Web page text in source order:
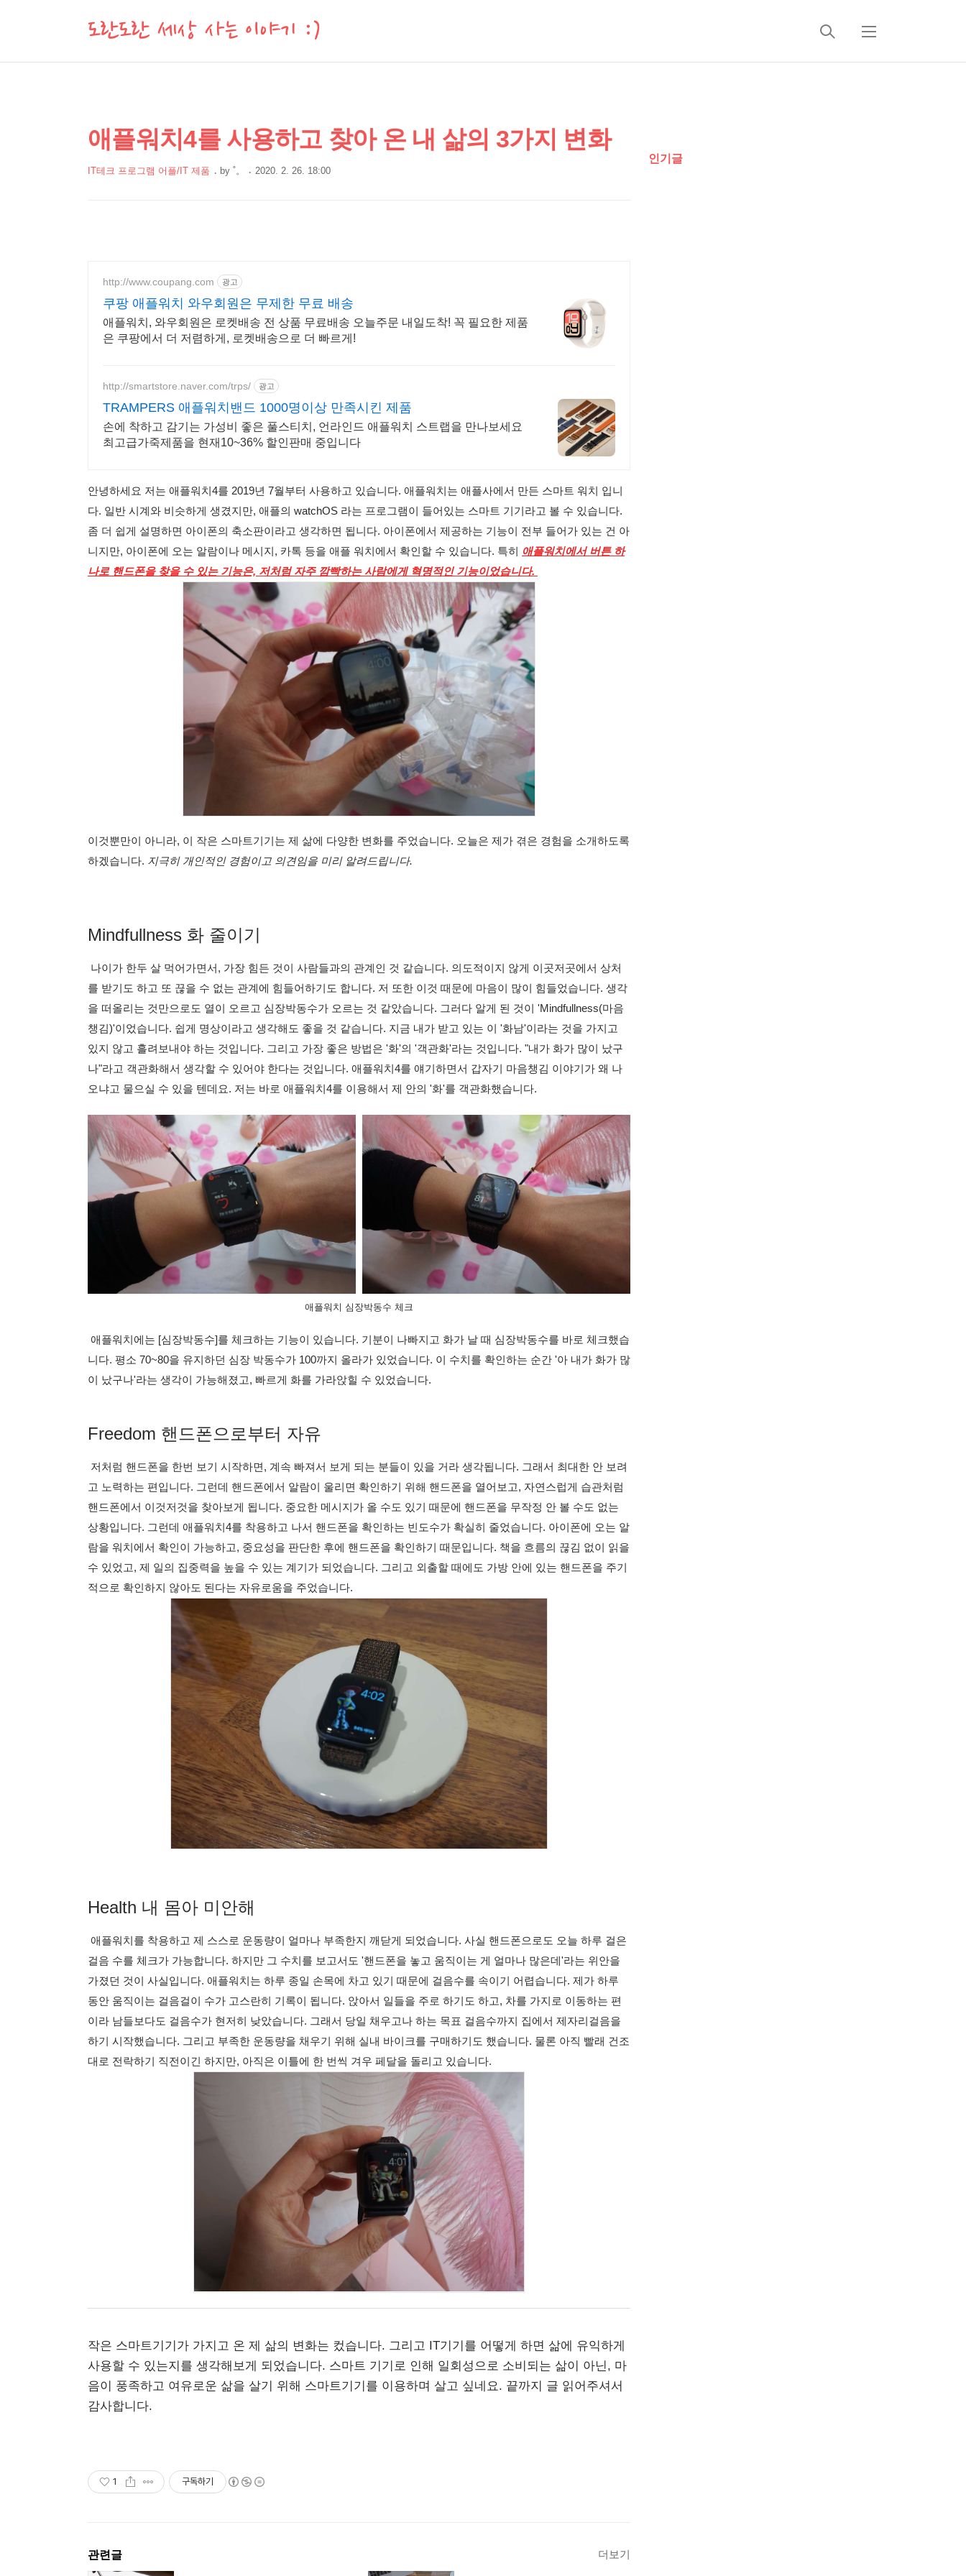
도란도란 세상 사는 이야기 :)
검
메
상
세
컨
본
문
제
애플워치4를 사용하고 찾아 온 내 삶의 3가지 변화
IT테크 프로그램 어플/IT 제품 by ˚。 2020. 2. 26. 18:00
http://www.coupang.com 광고
쿠팡 애플워치 와우회원은 무제한 무료 배송
애플워치, 와우회원은 로켓배송 전 상품 무료배송 오늘주문 내일도착! 꼭 필요한 제품
은 쿠팡에서 더 저렴하게, 로켓배송으로 더 빠르게!
http://smartstore.naver.com/trps/ 광고
TRAMPERS 애플워치밴드 1000명이상 만족시킨 제품
손에 착하고 감기는 가성비 좋은 풀스티치, 언라인드 애플워치 스트랩을 만나보세요
최고급가죽제품을 현재10~36% 할인판매 중입니다
안녕하세요 저는 애플워치4를 2019년 7월부터 사용하고 있습니다. 애플워치는 애플사에서 만든 스마트 워치 입니
다. 일반 시계와 비슷하게 생겼지만, 애플의 watchOS 라는 프로그램이 들어있는 스마트 기기라고 볼 수 있습니다.
좀 더 쉽게 설명하면 아이폰의 축소판이라고 생각하면 됩니다. 아이폰에서 제공하는 기능이 전부 들어가 있는 건 아
니지만, 아이폰에 오는 알람이나 메시지, 카톡 등을 애플 워치에서 확인할 수 있습니다. 특히 애플워치에서 버튼 하
나로 핸드폰을 찾을 수 있는 기능은, 저처럼 자주 깜빡하는 사람에게 혁명적인 기능이었습니다.
이것뿐만이 아니라, 이 작은 스마트기기는 제 삶에 다양한 변화를 주었습니다. 오늘은 제가 겪은 경험을 소개하도록
하겠습니다. 지극히 개인적인 경험이고 의견임을 미리 알려드립니다.
Mindfullness 화 줄이기
나이가 한두 살 먹어가면서, 가장 힘든 것이 사람들과의 관계인 것 같습니다. 의도적이지 않게 이곳저곳에서 상처
를 받기도 하고 또 끊을 수 없는 관계에 힘들어하기도 합니다. 저 또한 이것 때문에 마음이 많이 힘들었습니다. 생각
을 떠올리는 것만으로도 열이 오르고 심장박동수가 오르는 것 같았습니다. 그러다 알게 된 것이 'Mindfullness(마음
챙김)'이었습니다. 쉽게 명상이라고 생각해도 좋을 것 같습니다. 지금 내가 받고 있는 이 '화남'이라는 것을 가지고
있지 않고 흘려보내야 하는 것입니다. 그리고 가장 좋은 방법은 '화'의 '객관화'라는 것입니다. "내가 화가 많이 났구
나"라고 객관화해서 생각할 수 있어야 한다는 것입니다. 애플워치4를 얘기하면서 갑자기 마음챙김 이야기가 왜 나
오냐고 물으실 수 있을 텐데요. 저는 바로 애플워치4를 이용해서 제 안의 '화'를 객관화했습니다.
애플워치 심장박동수 체크
애플워치에는 [심장박동수]를 체크하는 기능이 있습니다. 기분이 나빠지고 화가 날 때 심장박동수를 바로 체크했습
니다. 평소 70~80을 유지하던 심장 박동수가 100까지 올라가 있었습니다. 이 수치를 확인하는 순간 '아 내가 화가 많
이 났구나'라는 생각이 가능해졌고, 빠르게 화를 가라앉힐 수 있었습니다.
Freedom 핸드폰으로부터 자유
저처럼 핸드폰을 한번 보기 시작하면, 계속 빠져서 보게 되는 분들이 있을 거라 생각됩니다. 그래서 최대한 안 보려
고 노력하는 편입니다. 그런데 핸드폰에서 알람이 울리면 확인하기 위해 핸드폰을 열어보고, 자연스럽게 습관처럼
핸드폰에서 이것저것을 찾아보게 됩니다. 중요한 메시지가 올 수도 있기 때문에 핸드폰을 무작정 안 볼 수도 없는
상황입니다. 그런데 애플워치4를 착용하고 나서 핸드폰을 확인하는 빈도수가 확실히 줄었습니다. 아이폰에 오는 알
람을 워치에서 확인이 가능하고, 중요성을 판단한 후에 핸드폰을 확인하기 때문입니다. 책을 흐름의 끊김 없이 읽을
수 있었고, 제 일의 집중력을 높을 수 있는 계기가 되었습니다. 그리고 외출할 때에도 가방 안에 있는 핸드폰을 주기
적으로 확인하지 않아도 된다는 자유로움을 주었습니다.
Health 내 몸아 미안해
애플워치를 착용하고 제 스스로 운동량이 얼마나 부족한지 깨닫게 되었습니다. 사실 핸드폰으로도 오늘 하루 걸은
걸음 수를 체크가 가능합니다. 하지만 그 수치를 보고서도 '핸드폰을 놓고 움직이는 게 얼마나 많은데'라는 위안을
가졌던 것이 사실입니다. 애플워치는 하루 종일 손목에 차고 있기 때문에 걸음수를 속이기 어렵습니다. 제가 하루
동안 움직이는 걸음걸이 수가 고스란히 기록이 됩니다. 앉아서 일들을 주로 하기도 하고, 차를 가지로 이동하는 편
이라 남들보다도 걸음수가 현저히 낮았습니다. 그래서 당일 채우고나 하는 목표 걸음수까지 집에서 제자리걸음을
하기 시작했습니다. 그리고 부족한 운동량을 채우기 위해 실내 바이크를 구매하기도 했습니다. 물론 아직 빨래 건조
대로 전락하기 직전이긴 하지만, 아직은 이틀에 한 번씩 겨우 페달을 돌리고 있습니다.
작은 스마트기기가 가지고 온 제 삶의 변화는 컸습니다. 그리고 IT기기를 어떻게 하면 삶에 유익하게
사용할 수 있는지를 생각해보게 되었습니다. 스마트 기기로 인해 일회성으로 소비되는 삶이 아닌, 마
음이 풍족하고 여유로운 삶을 살기 위해 스마트기기를 이용하며 살고 싶네요. 끝까지 글 읽어주셔서
감사합니다.
1 구독하기
관련글 더보기
가
인기글